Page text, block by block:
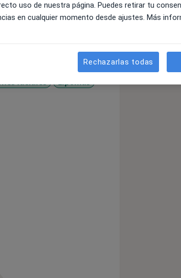
faciales
Lipomas
uso de nuestra página. Puedes retirar tu
en cualquier momento desde ajustes. Más
Rechazarlas todas